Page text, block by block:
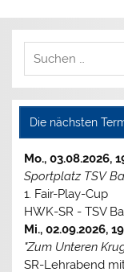
Die nächsten
Mo., 03.08.2026,
Sportplatz TSV
1. Fair-Play-Cup
HWK-SR - TSV
Mi., 02.09.2026,
"Zum Unteren
SR-Lehrabend